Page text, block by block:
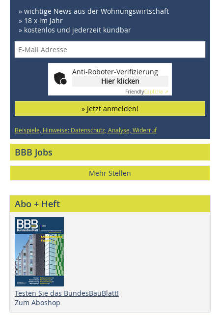
» wichtige News aus der Wohnungswirtschaft
» 18 x im Jahr
» kostenlos und jederzeit kündbar
Anti-Roboter-Verifizierung
Hier klicken
FriendlyCaptcha ⇗
» Jetzt anmelden!
Beispiele, Hinweise: Datenschutz, Analyse, Widerruf
BBB Jobs
Mehr Stellen
Abo + Heft
Testen Sie das BundesBauBlatt!
Zum Aboshop